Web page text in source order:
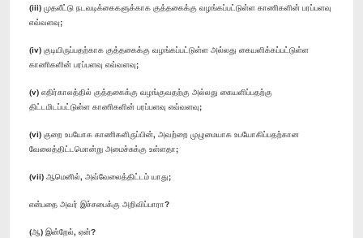
(iii) முதலீட்டு நடவடிக்கைகளுக்காக குத்தகைக்கு வழங்கப்பட்டுள்ள காணிகளின் பரப்பளவு
எவ்வளவு;
(iv) குடியிருப்பதற்காக குத்தகைக்கு வழங்கப்பட்டுள்ள அல்லது கையளிக்கப்பட்டுள்ள
காணிகளின் பரப்பளவு எவ்வளவு;
(v) எதிர்காலத்தில் குத்தகைக்கு வழங்குவதற்கு அல்லது கையளிப்பதற்கு
திட்டமிடப்பட்டுள்ள காணிகளின் பரப்பளவு எவ்வளவு;
(vi) குறை உபயோக காணிகளிருப்பின், அவற்றை முழுமையாக உபயோகிப்பதற்கான
வேலைத்திட்டமொன்று அமைச்சுக்கு உள்ளதா;
(vii) ஆமெனில், அவ்வேலைத்திட்டம் யாது;
என்பதை அவர் இச்சபைக்கு அறிவிப்பாரா?
(ஆ) இன்றேல், ஏன்?